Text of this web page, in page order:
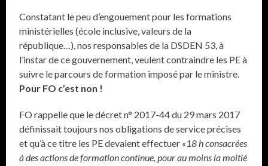
Constatant le peu d’engouement pour les formations
ministérielles (école inclusive, valeurs de la
république…), nos responsables de la DSDEN 53, à
l’instar de ce gouvernement, veulent contraindre les PE à
suivre le parcours de formation imposé par le ministre.
Pour FO c’est non !
FO rappelle que le décret n° 2017-44 du 29 mars 2017
définissait toujours nos obligations de service précises
et qu’à ce titre les PE devaient effectuer «18 h consacrées
à des actions de formation continue, pour au moins la moitié